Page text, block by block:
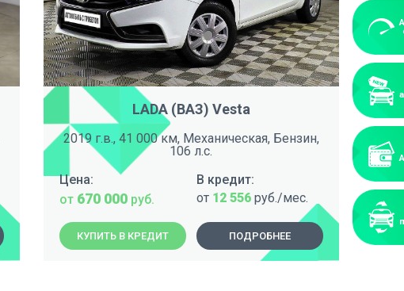
LADA (ВАЗ) Vesta
2019 г.в., 41 000 км, Механическая, Бензин,
106 л.с.
Цена:
от 670 000 руб.
В кредит:
от 12 556 руб./мес.
КУПИТЬ В КРЕДИТ ПОДРОБНЕЕ
от